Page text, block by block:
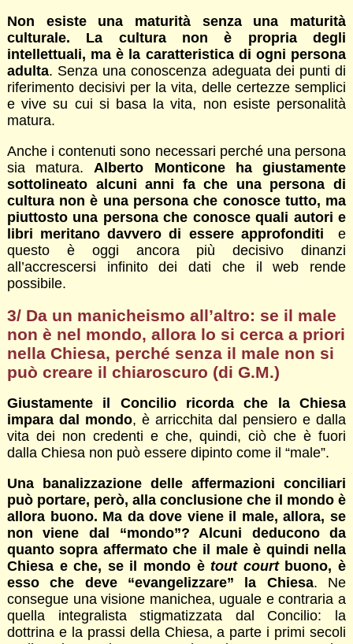
Non esiste una maturità senza una maturità
culturale. La cultura non è propria degli
intellettuali, ma è la caratteristica di ogni persona
adulta. Senza una conoscenza adeguata dei punti di
riferimento decisivi per la vita, delle certezze semplici
e vive su cui si basa la vita, non esiste personalità
matura.
Anche i contenuti sono necessari perché una persona
sia matura. Alberto Monticone ha giustamente
sottolineato alcuni anni fa che una persona di
cultura non è una persona che conosce tutto, ma
piuttosto una persona che conosce quali autori e
libri meritano davvero di essere approfonditi e
questo è oggi ancora più decisivo dinanzi
all’accrescersi infinito dei dati che il web rende
possibile.
3/ Da un manicheismo all’altro: se il male
non è nel mondo, allora lo si cerca a priori
nella Chiesa, perché senza il male non si
può creare il chiaroscuro (di G.M.)
Giustamente il Concilio ricorda che la Chiesa
impara dal mondo, è arricchita dal pensiero e dalla
vita dei non credenti e che, quindi, ciò che è fuori
dalla Chiesa non può essere dipinto come il “male”.
Una banalizzazione delle affermazioni conciliari
può portare, però, alla conclusione che il mondo è
allora buono. Ma da dove viene il male, allora, se
non viene dal “mondo”? Alcuni deducono da
quanto sopra affermato che il male è quindi nella
Chiesa e che, se il mondo ètout courtbuono, è
esso che deve “evangelizzare” la Chiesa. Ne
consegue una visione manichea, uguale e contraria a
quella integralista stigmatizzata dal Concilio: la
dottrina e la prassi della Chiesa, a parte i primi secoli